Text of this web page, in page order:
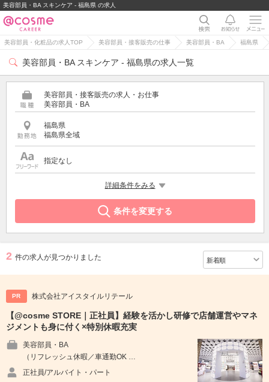
美容部員・BA スキンケア - 福島県 の求人
美容部員・化粧品の求人TOP 美容部員・接客販売の仕事 美容部員・BA 福島県
美容部員・BA スキンケア - 福島県の求人一覧
美容部員・接客販売の求人・お仕事
美容部員・BA
福島県
福島県全域
指定なし
詳細条件をみる
条件を変更する
2 件の求人が見つかりました
PR 株式会社アイスタイルリテール
【@cosme STORE｜正社員】経験を活かし研修で店舗運営やマネ
ジメントも身に付く×特別休暇充実
美容部員・BA
（リフレッシュ休暇／車通勤OK …
正社員/アルバイト・パート